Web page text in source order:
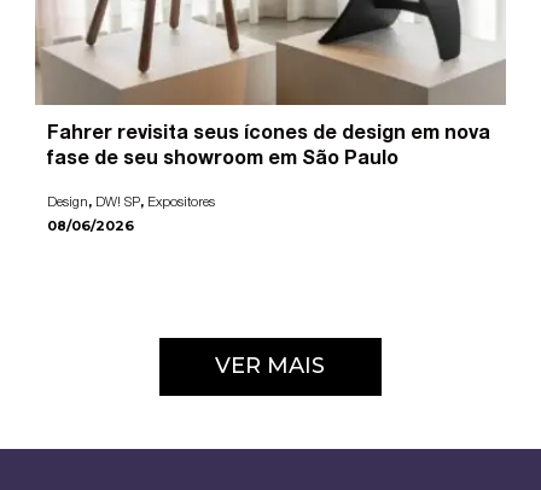
Fahrer revisita seus ícones de design em nova
fase de seu showroom em São Paulo
Design, DW! SP, Expositores
08/06/2026
VER MAIS